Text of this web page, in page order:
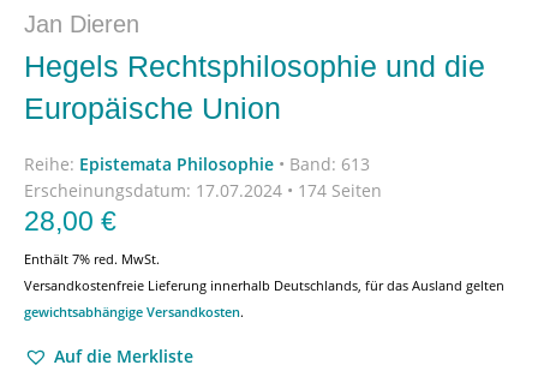
Jan Dieren
Hegels Rechtsphilosophie und die
Europäische Union
Reihe: Epistemata Philosophie • Band: 613
Erscheinungsdatum: 17.07.2024 • 174 Seiten
28,00 €
Enthält 7% red. MwSt.
Versandkostenfreie Lieferung innerhalb Deutschlands, für das Ausland gelten
gewichtsabhängige Versandkosten.
Auf die Merkliste